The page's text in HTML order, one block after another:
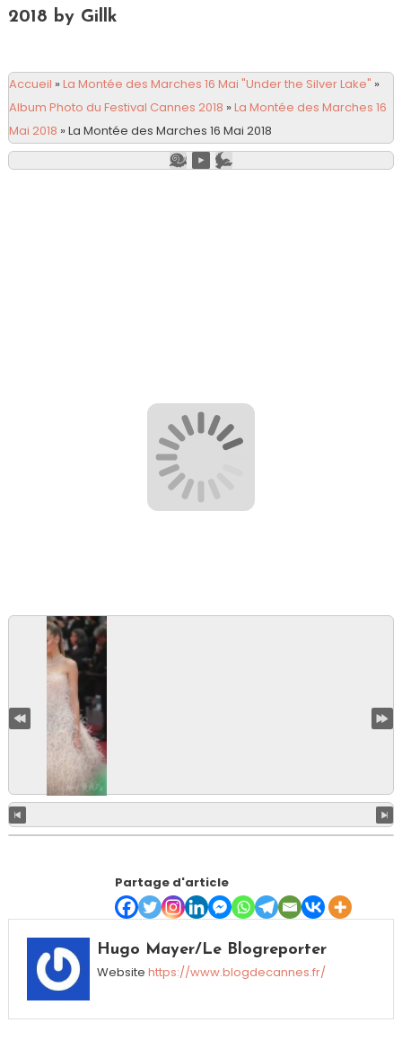
2018 by Gillk
Accueil »La Montée des Marches 16 Mai "Under the Silver Lake" »
Album Photo du Festival Cannes 2018 »La Montée des Marches 16
Mai 2018 »La Montée des Marches 16 Mai 2018
Partage d'article
Hugo Mayer/Le Blogreporter
Website https://www.blogdecannes.fr/